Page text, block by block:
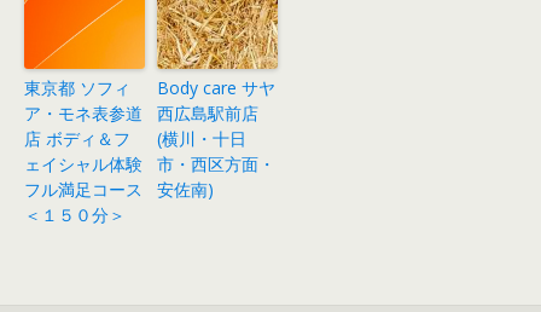
東京都 ソフィ
ア・モネ表参道
店 ボディ＆フ
ェイシャル体験
フル満足コース
＜１５０分＞
Body care サヤ
西広島駅前店
(横川・十日
市・西区方面・
安佐南)